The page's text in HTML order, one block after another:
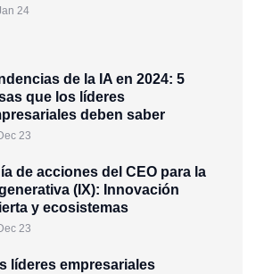
24
de la IA en 2024: 5
que los líderes
deben saber
23
de acciones del CEO para la
generativa (IX): Innovación
y ecosistemas
23
líderes empresariales